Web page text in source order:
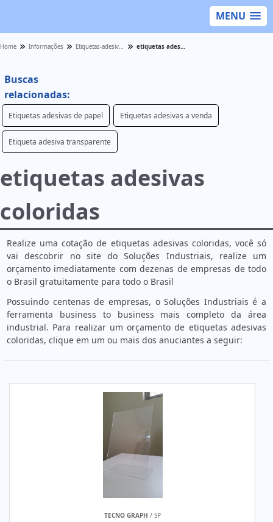
MENU
Home Informações Etiquetas-adesivas - Categoria etiquetas adesivas coloridas
Buscas
relacionadas:
Etiquetas adesivas de papel Etiquetas adesivas a venda
Etiqueta adesiva transparente
etiquetas adesivas
coloridas
Realize uma cotação de etiquetas adesivas coloridas, você só
vai descobrir no site do Soluções Industriais, realize um
orçamento imediatamente com dezenas de empresas de todo
o Brasil gratuitamente para todo o Brasil
Possuindo centenas de empresas, o Soluções Industriais é a
ferramenta business to business mais completo da área
industrial. Para realizar um orçamento de etiquetas adesivas
coloridas, clique em um ou mais dos anuciantes a seguir:
TECNO GRAPH / SP